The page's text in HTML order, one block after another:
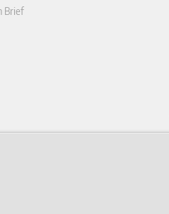
Brief